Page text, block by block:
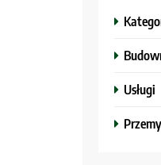
Usługi